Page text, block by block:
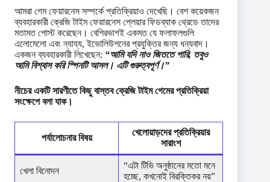
আমরা গেম ফেয়ারনেস সম্পর্কে প্রতিক্রিয়াও দেখেছি। বেশ কয়েকজন
ব্যবহারকারী ক্রেজি টাইম ফেয়ারনেস প্লেয়ার ফিডব্যাক থ্রেডে তাদের
মতামত পোস্ট করেছেন। বেশিরভাগই একমত যে ফলাফলগুলি
এলোমেলো এবং ন্যায্য, ইভোলিউশনের প্রযুক্তির জন্য ধন্যবাদ।
একজন ব্যবহারকারী লিখেছেন: “আমি যদি নাও জিততে পারি, তবুও
আমি বিশ্বাস করি স্পিনটি আসল। এটি গুরুত্বপূর্ণ।”
নীচের একটি সারণীতে কিছু বাস্তব ক্রেজি টাইম গেমের প্রতিক্রিয়া
সংক্ষেপে বলা যাক।
পর্যালোচনার বিষয়
খেলোয়াড়দের প্রতিক্রিয়ার
সারাংশ
খেলা বিনোদন
“এটা টিভি অনুষ্ঠানের মতো মনে
হচ্ছে, কখনোই বিরক্তিকর নয়”